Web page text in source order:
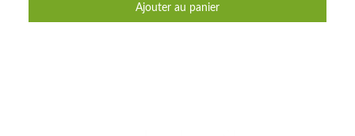
Ajouter au panier